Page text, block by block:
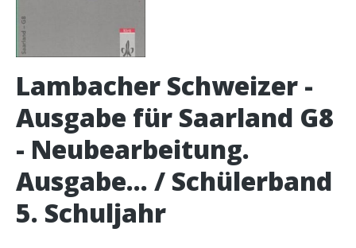
Lambacher Schweizer -
Ausgabe für Saarland G8
- Neubearbeitung.
Ausgabe... / Schülerband
5. Schuljahr